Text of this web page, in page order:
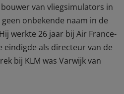
van vliegsimulators in
onbekende naam in de
werkte 26 jaar bij Air France-
eindigde als directeur van de
bij KLM was Varwijk van